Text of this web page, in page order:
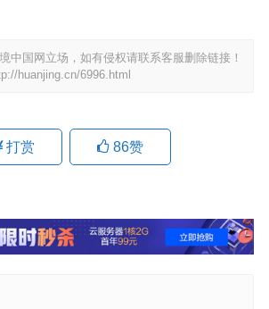
中国网立场，如有侵权请联系客服删除链接！
huanjing.cn/6996.html
打赏 86赞